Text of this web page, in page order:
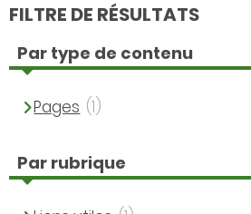
FILTRE DE RÉSULTATS
Par type de contenu
Pages (1)
Par rubrique